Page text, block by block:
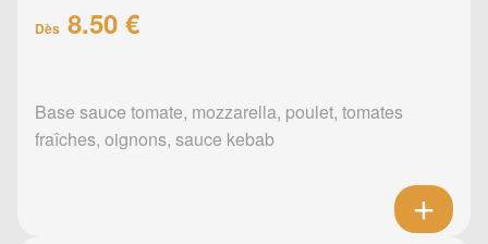
Dès 8.50 €
Base sauce tomate, mozzarella, poulet, tomates
fraîches, oignons, sauce kebab